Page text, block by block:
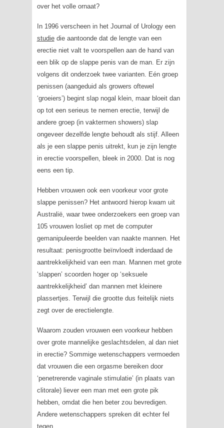
over het volle ornaat?
In 1996 verscheen in het Journal of Urologyeen
studiedie aantoonde dat de lengte van een
erectie niet valt te voorspellen aan de hand van
een blik op de slappe penis van de man. Er zijn
volgens dit onderzoek twee varianten. Eén groep
penissen (aangeduid als growers oftewel
‘groeiers’) begint slap nogal klein, maar bloeit dan
op tot een serieus te nemen erectie, terwijl de
andere groep (in vaktermen showers) slap
ongeveer dezelfde lengte behoudt als stijf. Alleen
als je een slappe penis uitrekt, kun je zijn lengte
in erectie voorspellen, bleek in 2000. Dat is nog
eens een tip.
Hebben vrouwen ook een voorkeur voor grote
slappe penissen? Het antwoord hierop kwam uit
Australië, waar twee onderzoekers een groep van
105 vrouwen losliet op met de computer
gemanipuleerde beelden van naakte mannen. Het
resultaat: penisgrootte beïnvloedt inderdaad de
aantrekkelijkheid van een man. Mannen met grote
‘slappen’ scoorden hoger op ‘seksuele
aantrekkelijkheid’ dan mannen met kleinere
plassertjes. Terwijl die grootte dus feitelijk niets
zegt over de erectielengte.
Waarom zouden vrouwen een voorkeur hebben
over grote mannelijke geslachtsdelen, al dan niet
in erectie? Sommige wetenschappers vermoeden
dat vrouwen die een orgasme bereiken door
‘penetrerende vaginale stimulatie’ (in plaats van
clitorale) liever een man met een grote pik
hebben, omdat die hen beter zou bevredigen.
Andere wetenschappers spreken dit echter fel
tegen.